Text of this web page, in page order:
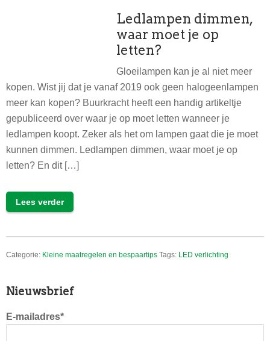
Ledlampen dimmen,
waar moet je op
letten?
Gloeilampen kan je al niet meer
kopen. Wist jij dat je vanaf 2019 ook geen halogeenlampen
meer kan kopen? Buurkracht heeft een handig artikeltje
gepubliceerd over waar je op moet letten wanneer je
ledlampen koopt. Zeker als het om lampen gaat die je moet
kunnen dimmen. Ledlampen dimmen, waar moet je op
letten? En dit […]
Lees verder
Categorie: Kleine maatregelen en bespaartips Tags: LED verlichting
Primaire
Sidebar
Nieuwsbrief
E-mailadres*